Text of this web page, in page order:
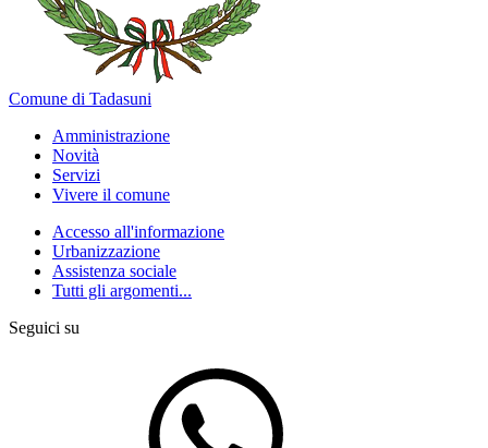
Comune di Tadasuni
Amministrazione
Novità
Servizi
Vivere il comune
Accesso all'informazione
Urbanizzazione
Assistenza sociale
Tutti gli argomenti...
Seguici su